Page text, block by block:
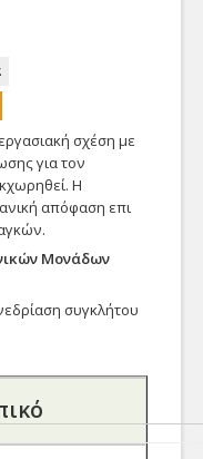
σχέση με
για τον
Η
απόφαση επι
Μονάδων
συγκλήτου